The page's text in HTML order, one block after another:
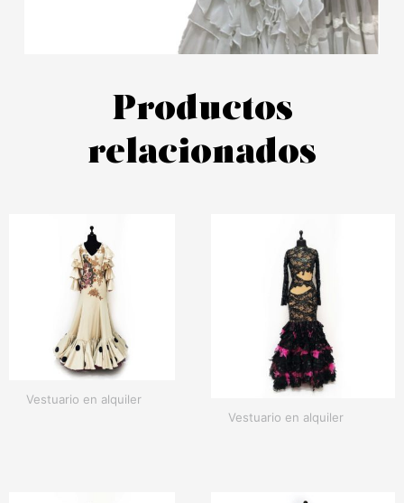
Productos
relacionados
Vestuario en alquiler
Vestuario en alquiler